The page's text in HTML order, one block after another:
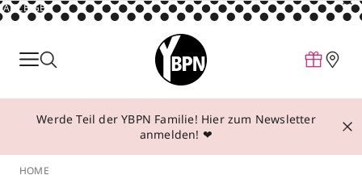
ANZEIGE
Parfum
Make-up
Behandlungen
Werde Teil der YBPN Familie! Hier zum Newsletter
anmelden! ❤
HOME